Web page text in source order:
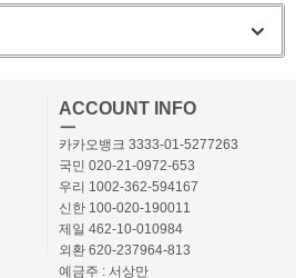
ACCOUNT INFO
ㅡ
카카오뱅크 3333-01-5277263
국민 020-21-0972-653
우리 1002-362-594167
신한 100-020-190011
제일 462-10-010984
외환 620-237964-813
예금주 : 서상만